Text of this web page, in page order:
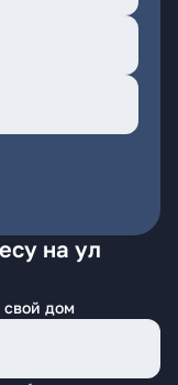
на ул
свой дом